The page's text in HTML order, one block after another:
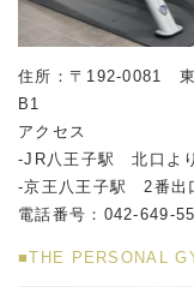
住所：〒192-0081 東
B1
アクセス
-JR八王子駅 北口よ
-京王八王子駅 2番出
電話番号：042-649-
■THE PERSONAL